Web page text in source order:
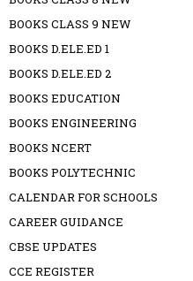
BOOKS CLASS 9 NEW
BOOKS D.ELE.ED 1
BOOKS D.ELE.ED 2
BOOKS EDUCATION
BOOKS ENGINEERING
BOOKS NCERT
BOOKS POLYTECHNIC
CALENDAR FOR SCHOOLS
CAREER GUIDANCE
CBSE UPDATES
CCE REGISTER